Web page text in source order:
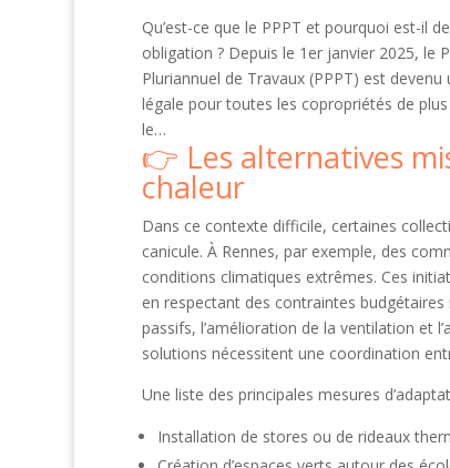
Qu’est-ce que le PPPT et pourquoi est-il
obligation ? Depuis le 1er janvier 2025, le
Pluriannuel de Travaux (PPPT) est
légale pour toutes les copropriétés de
le…
Les alternatives
chaleur
Dans ce contexte difficile, certaines
canicule. À Rennes, par exemple, des
conditions climatiques extrêmes. Ces
en respectant des contraintes
passifs, l’amélioration de la ventilation et
solutions nécessitent une coordination
Une liste des principales mesures
Installation de stores ou de rideaux